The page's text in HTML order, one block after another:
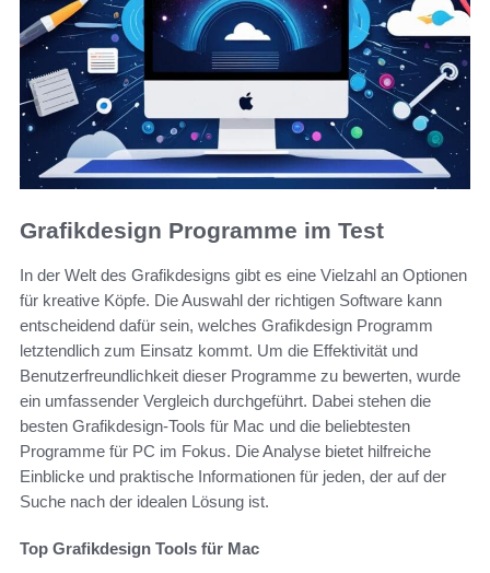
Grafikdesign Programme im Test
In der Welt des Grafikdesigns gibt es eine Vielzahl an Optionen
für kreative Köpfe. Die Auswahl der richtigen Software kann
entscheidend dafür sein, welches Grafikdesign Programm
letztendlich zum Einsatz kommt. Um die Effektivität und
Benutzerfreundlichkeit dieser Programme zu bewerten, wurde
ein umfassender Vergleich durchgeführt. Dabei stehen die
besten Grafikdesign-Tools für Mac und die beliebtesten
Programme für PC im Fokus. Die Analyse bietet hilfreiche
Einblicke und praktische Informationen für jeden, der auf der
Suche nach der idealen Lösung ist.
Top Grafikdesign Tools für Mac